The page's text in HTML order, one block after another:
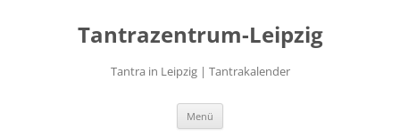
Tantrazentrum-Leipzig
Tantra in Leipzig | Tantrakalender
Menü